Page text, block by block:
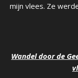
mijn vlees. Ze
Wandel door de